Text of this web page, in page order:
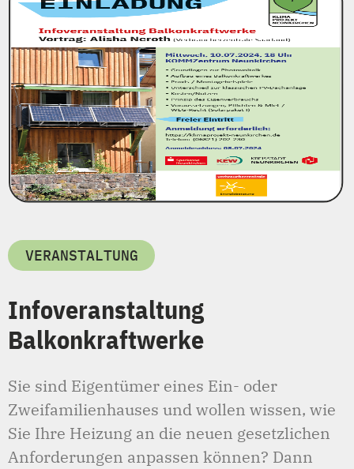
VERANSTALTUNG
Infoveranstaltung
Balkonkraftwerke
Sie sind Eigentümer eines Ein- oder
Zweifamilienhauses und wollen wissen, wie
Sie Ihre Heizung an die neuen gesetzlichen
Anforderungen anpassen können? Dann